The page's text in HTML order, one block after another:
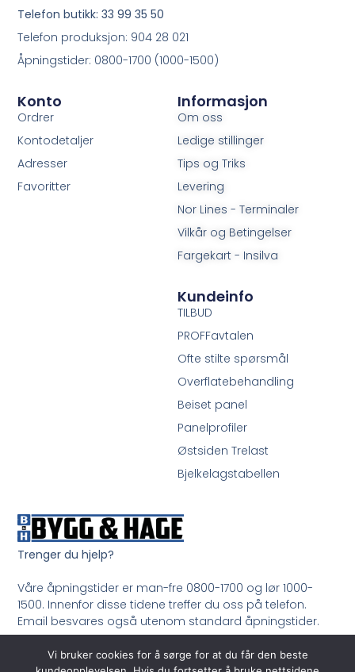
Trenger du hjelp?
Våre åpningstider er man-fre 0800-1700 og lør 1000-
1500. Innenfor disse tidene treffer du oss på telefon.
Email besvares også utenom standard åpningstider.
Ring oss på 33 99 35 50
Informasjon
Om oss
Ledige stillinger
Tips og Triks
Levering
Nor Lines - Terminaler
Vilkår og Betingelser
Fargekart - Insilva
Konto
Ordrer
Kontodetaljer
Adresser
Favoritter
Kundeinfo
TILBUD
PROFFavtalen
Ofte stilte spørsmål
Overflatebehandling
Beiset panel
Panelprofiler
Østsiden Trelast
Bjelkelagstabellen
Telefon butikk: 33 99 35 50
Telefon produksjon: 904 28 021
Åpningstider: 0800-1700 (1000-1500)
Vi bruker cookies for å sørge for at du får den beste